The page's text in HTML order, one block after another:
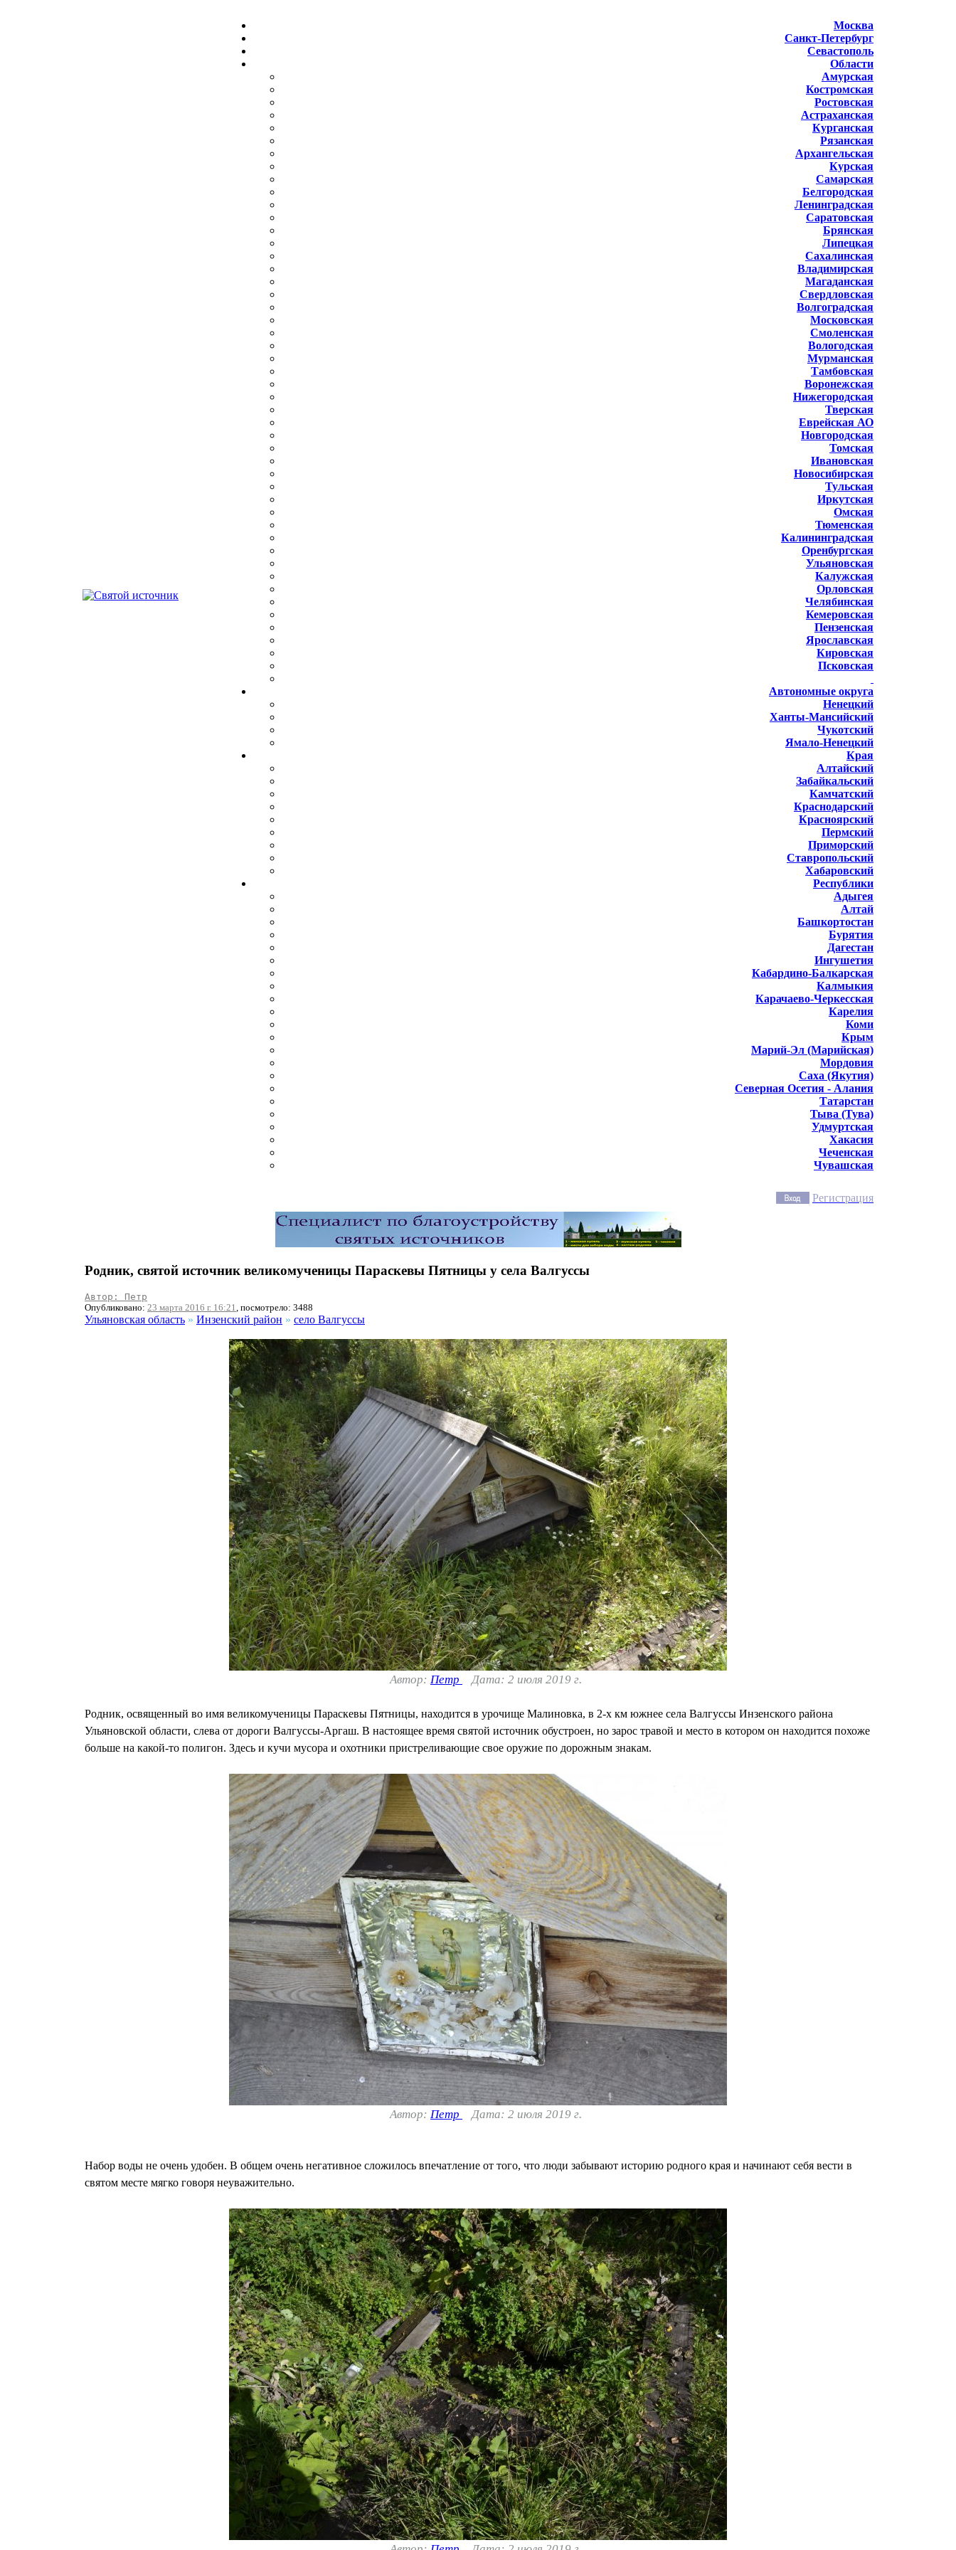
Москва
Санкт-Петербург
Севастополь
Области
Амурская
Костромская
Ростовская
Астраханская
Курганская
Рязанская
Архангельская
Курская
Самарская
Белгородская
Ленинградская
Саратовская
Брянская
Липецкая
Сахалинская
Владимирская
Магаданская
Свердловская
Волгоградская
Московская
Смоленская
Вологодская
Мурманская
Тамбовская
Воронежская
Нижегородская
Тверская
Еврейская АО
Новгородская
Томская
Ивановская
Новосибирская
Тульская
Иркутская
Омская
Тюменская
Калининградская
Оренбургская
Ульяновская
Калужская
Орловская
Челябинская
Кемеровская
Пензенская
Ярославская
Кировская
Псковская
Автономные округа
Ненецкий
Ханты-Мансийский
Чукотский
Ямало-Ненецкий
Края
Алтайский
Забайкальский
Камчатский
Краснодарский
Красноярский
Пермский
Приморский
Ставропольский
Хабаровский
Республики
Адыгея
Алтай
Башкортостан
Бурятия
Дагестан
Ингушетия
Кабардино-Балкарская
Калмыкия
Карачаево-Черкесская
Карелия
Коми
Крым
Марий-Эл (Марийская)
Мордовия
Саха (Якутия)
Северная Осетия - Алания
Татарстан
Тыва (Тува)
Удмуртская
Хакасия
Чеченская
Чувашская
Регистрация
Родник, святой источник великомученицы Параскевы Пятницы у села Валгуссы
Автор: Петр
Опубликовано: 23 марта 2016 г. 16:21, посмотрело: 3488
Ульяновская область » Инзенский район » село Валгуссы
Автор: Петр Дата: 2 июля 2019 г.
Родник, освященный во имя великомученицы Параскевы Пятницы, находится в урочище Малиновка, в 2-х км южнее села Валгуссы Инзенского района
Ульяновской области, слева от дороги Валгуссы-Аргаш. В настоящее время святой источник обустроен, но зарос травой и место в котором он находится похоже
больше на какой-то полигон. Здесь и кучи мусора и охотники пристреливающие свое оружие по дорожным знакам.
Автор: Петр Дата: 2 июля 2019 г.
Набор воды не очень удобен. В общем очень негативное сложилось впечатление от того, что люди забывают историю родного края и начинают себя вести в
святом месте мягко говоря неуважительно.